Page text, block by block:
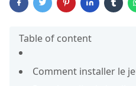
Table of content
Comment installer le